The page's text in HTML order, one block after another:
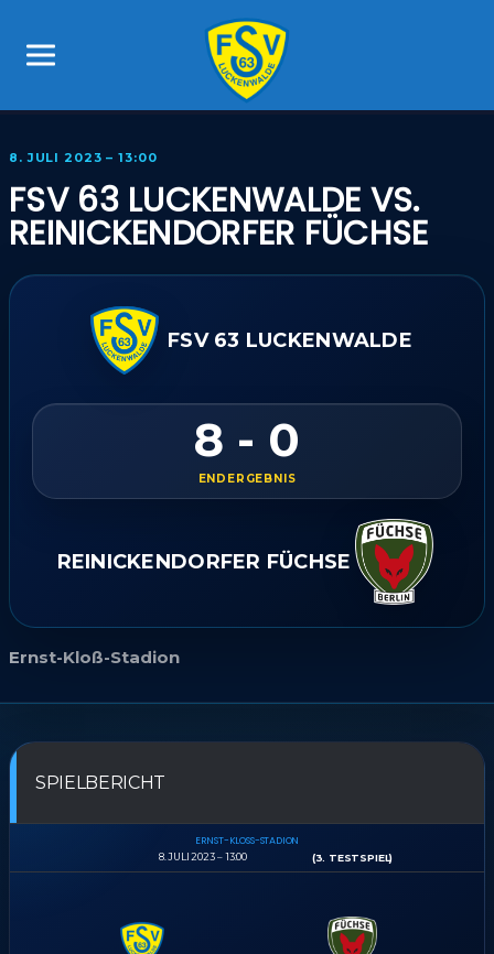
8. JULI 2023 – 13:00
FSV 63 LUCKENWALDE VS.
REINICKENDORFER FÜCHSE
FSV 63 LUCKENWALDE
8 - 0
ENDERGEBNIS
REINICKENDORFER FÜCHSE
Ernst-Kloß-Stadion
SPIELBERICHT
ERNST-KLOSS-STADION
8. JULI 2023 13:00 (3. TESTSPIEL)